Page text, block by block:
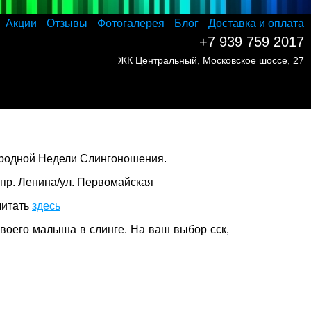
Акции Отзывы Фотогалерея Блог Доставка и оплата
Недели Слингоношения.
Ленина/ул. Первомайская
здесь
малыша в слинге. На ваш выбор сск,
+7 939 759 2017
ЖК Центральный, Московское шоссе, 27